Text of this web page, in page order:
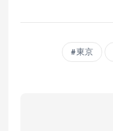
at ce
b
o
東京